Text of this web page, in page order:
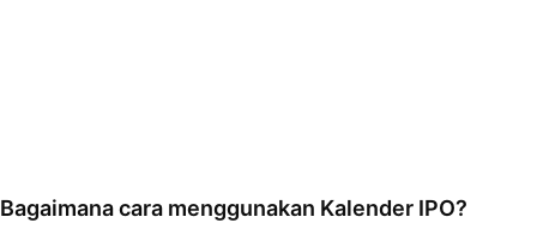
Bagaimana cara menggunakan Kalender IPO?